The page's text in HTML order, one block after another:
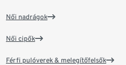
Női nadrágok
Női cipők
Férfi pulóverek & melegítőfelsők